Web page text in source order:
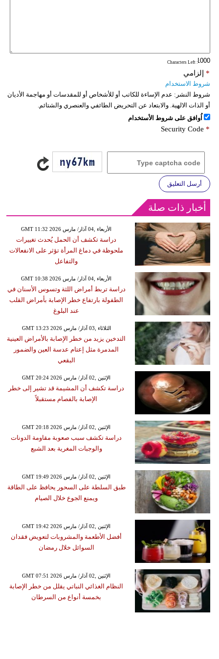
: Characters Left
إلزامي *
شروط الاستخدام
شروط النشر: عدم الإساءة للكاتب أو للأشخاص أو للمقدسات أو مهاجمة الأديان
أو الذات الالهية. والابتعاد عن التحريض الطائفي والعنصري والشتائم.
اُوافق على شروط الأستخدام
Security Code *
أرسل التعليق
أخبار ذات صلة
GMT 11:32 2026 الأربعاء ,04 آذار/ مارس
دراسة تكشف أن الحمل يُحدث تغييرات
ملحوظة في دماغ المرأة تؤثر على الانفعالات
والتفاعل
GMT 10:38 2026 الأربعاء ,04 آذار/ مارس
دراسة تربط أمراض اللثة وتسوس الأسنان في
الطفولة بارتفاع خطر الإصابة بأمراض القلب
عند البلوغ
GMT 13:23 2026 الثلاثاء ,03 آذار/ مارس
التدخين يزيد من خطر الإصابة بالأمراض العينية
المدمرة مثل إعتام عدسة العين والضمور
البقعي
GMT 20:24 2026 الإثنين ,02 آذار/ مارس
دراسة تكشف أن المشيمة قد تشير إلى خطر
الإصابة بالفصام مستقبلاً
GMT 20:18 2026 الإثنين ,02 آذار/ مارس
دراسة تكشف سبب صعوبة مقاومة الدونات
والوجبات المغرية بعد الشبع
GMT 19:49 2026 الإثنين ,02 آذار/ مارس
طبق السلطة على السحور يحافظ على الطاقة
ويمنع الجوع خلال الصيام
GMT 19:42 2026 الإثنين ,02 آذار/ مارس
أفضل الأطعمة والمشروبات لتعويض فقدان
السوائل خلال رمضان
GMT 07:51 2026 الإثنين ,02 آذار/ مارس
النظام الغذائي النباتي يقلل من خطر الإصابة
بخمسة أنواع من السرطان